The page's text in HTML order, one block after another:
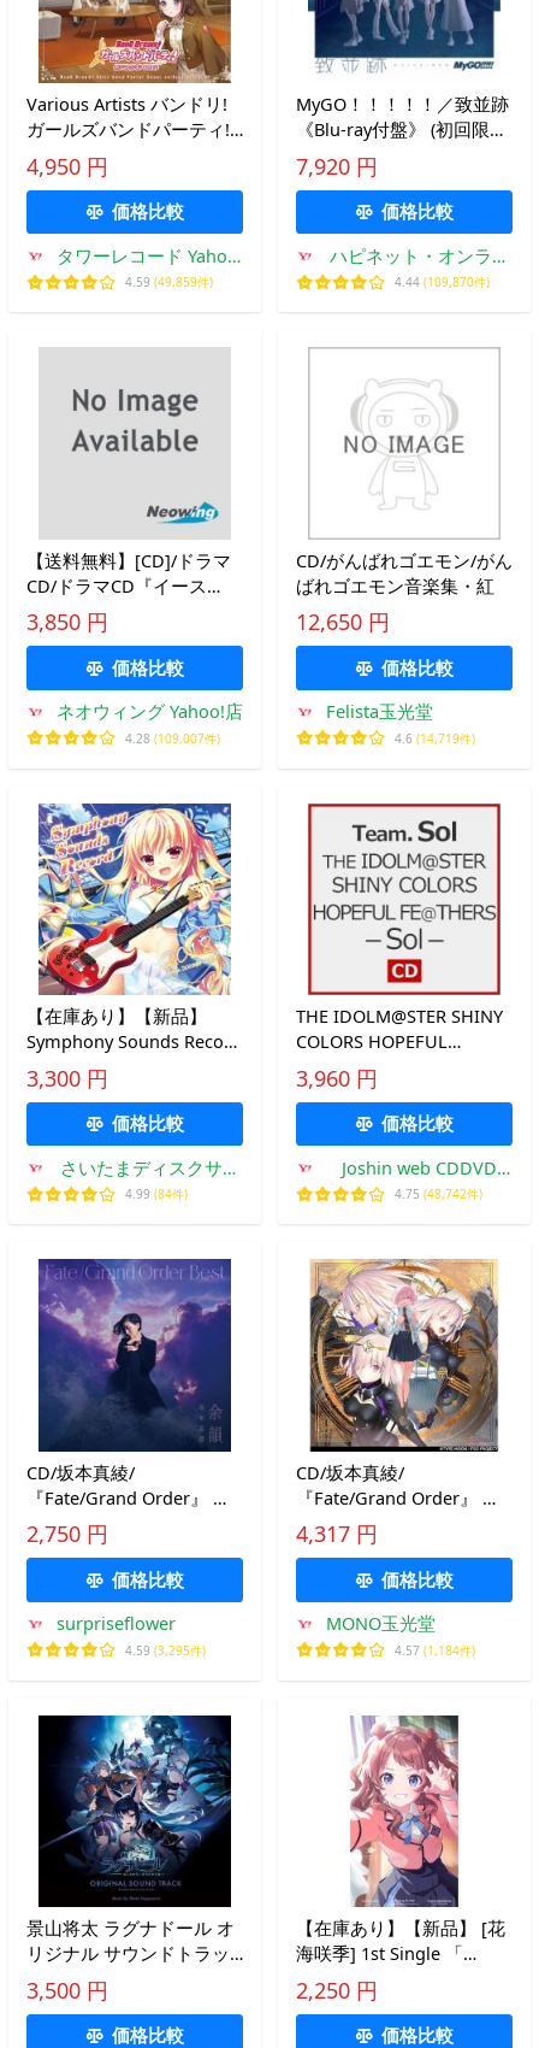
Various Artists バンドリ!
ガールズバンドパーティ!
カバーコレクション
Vol.11＜通常盤＞ CD ※特
4,950 円
価格比較
タワーレコード Yahoo!
店
4.59 (49,859件)
MyGO！！！！！／致並跡
《Blu-ray付盤》 (初回限定)
【CD+Blu-ray】
7,920 円
価格比較
ハピネット・オンライ
ンYahoo!ショッピング
4.44 (109,870件)
【送料無料】[CD]/ドラマ
CD/ドラマCD『イース
Ancient Ys Vanished』
3,850 円
価格比較
ネオウィング Yahoo!店
4.28 (109,007件)
CD/がんばれゴエモン/がん
ばれゴエモン音楽集・紅
12,650 円
価格比較
Felista玉光堂
4.6 (14,719件)
【在庫あり】【新品】
Symphony Sounds Record
2018 〜from 2003 to
2017〜
3,300 円
価格比較
さいたまディスクサプ
ライ
4.99 (84件)
THE IDOLM@STER SHINY
COLORS HOPEFUL
FE@THERS -
Sol-/Team.Sol[CD]【返品
種別A】
3,960 円
価格比較
Joshin web CDDVD
Yahoo!店
4.75 (48,742件)
CD/坂本真綾/
『Fate/Grand Order』 主
題歌ベストアルバム 余韻
(歌詞付) (通常盤)
2,750 円
価格比較
surpriseflower
4.59 (3,295件)
CD/坂本真綾/
『Fate/Grand Order』 主
題歌ベストアルバム 余韻
(2CD+Blu-ray) (歌詞付) (初
回限定盤)
4,317 円
価格比較
MONO玉光堂
4.57 (1,184件)
景山将太 ラグナドール オ
リジナル サウンドトラッ
ク CD
3,500 円
価格比較
【在庫あり】【新品】 [花
海咲季] 1st Single 「
Fighting My Way 」
2,250 円
価格比較